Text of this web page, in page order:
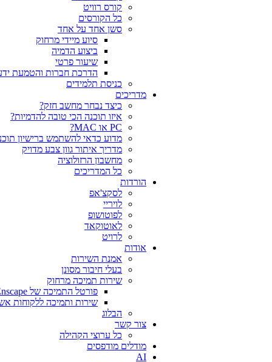
קורס רוויט
כל הקורסים
סשן אחד על אחד
סיוע מיידי מרחוק
ביצוע הדמיה
שיעור פרטי
הדרכת חברות והטמעת
כניסת תלמידים
מדריכים
כיצד נבחר מחשב חזק?
איזו תוכנה הכי טובה להדמיות?‎‎
PC או MAC?
מדוע כדאי להשתמש ברישיון
מדריך איתור גוון צבע מדויק
מחשבון הרזולוציה
כל המדריכים
הורדות
לסקצ'אפ
לויריי
לפוטושופ
לאוטוקאד
לרויט
אודות
אמנת השירות
בעלי חיבור מסונן
שירות תמיכה מרחוק
פורטל התמיכה של Chaos V-Ray Enscape
שירות ותמיכה ללקוחות
הבלוג
צור קשר
כל ערוצי הקהילה
מודלים מודפסים
AI